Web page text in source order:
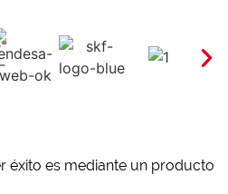
éxito es mediante un producto